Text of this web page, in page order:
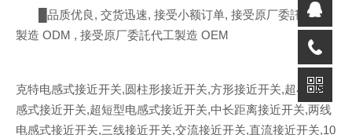
█品质优良, 交货迅速, 接受小额订单, 接受原厂委託设计
製造 ODM , 接受原厂委託代工製造 OEM
克特电感式接近开关,圆柱形接近开关,方形接近开关,超小型电
感式接近开关,超短型电感式接近开关,中长距离接近开关,两线
电感式接近开关,三线接近开关,交流接近开关,直流接近开关,10